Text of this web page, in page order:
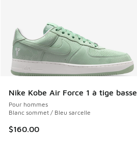
Nike Kobe Air Force 1 à tige basse
Pour hommes
Blanc sommet / Bleu sarcelle
$160.00